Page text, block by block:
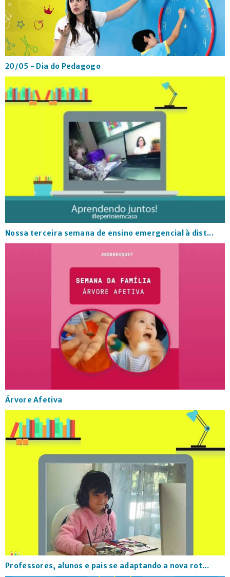
20/05 - Dia do Pedagogo
Nossa terceira semana de ensino emergencial à dist...
Árvore Afetiva
Professores, alunos e pais se adaptando a nova rot...